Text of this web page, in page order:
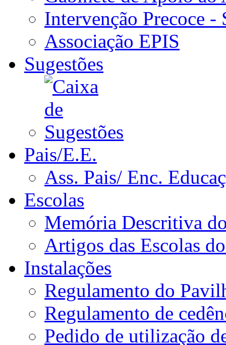
Intervenção Precoce -
Associação EPIS
Sugestões
Pais/E.E.
Ass. Pais/ Enc.
Escolas
Memória Descritiva
Artigos das Escolas
Instalações
Regulamento do
Regulamento de
Pedido de utilização